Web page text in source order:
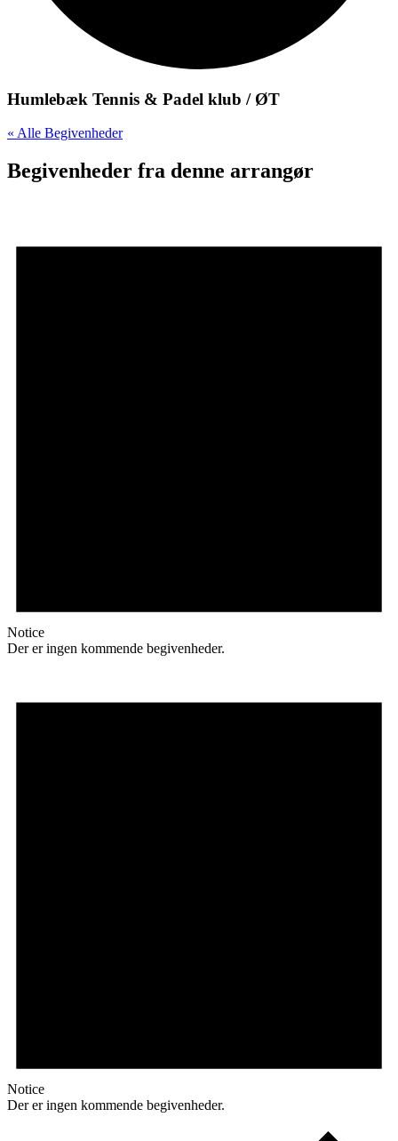
Humlebæk Tennis & Padel klub / ØT
« Alle Begivenheder
Begivenheder fra denne arrangør
Notice
Der er ingen kommende begivenheder.
Notice
Der er ingen kommende begivenheder.